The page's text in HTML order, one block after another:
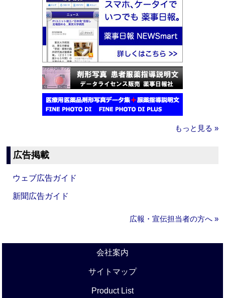
もっと見る »
広告掲載
ウェブ広告ガイド
新聞広告ガイド
広報・宣伝担当者の方へ »
会社案内
サイトマップ
Product List